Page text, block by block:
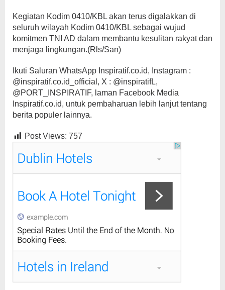
Kegiatan Kodim 0410/KBL akan terus digalakkan di
seluruh wilayah Kodim 0410/KBL sebagai wujud
komitmen TNI AD dalam membantu kesulitan rakyat dan
menjaga lingkungan.(Rls/San)
Ikuti Saluran WhatsApp Inspiratif.co.id, Instagram :
@inspiratif.co.id_official, X : @inspiratifL,
@PORT_INSPIRATIF, laman Facebook Media
Inspiratif.co.id, untuk pembaharuan lebih lanjut tentang
berita populer lainnya.
Post Views: 757